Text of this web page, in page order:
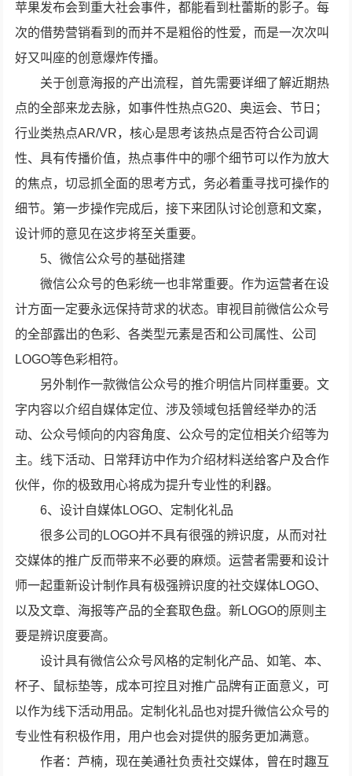
苹果发布会到重大社会事件，都能看到杜蕾斯的影子。每
次的借势营销看到的而并不是粗俗的性爱，而是一次次叫
好又叫座的创意爆炸传播。
关于创意海报的产出流程，首先需要详细了解近期热
点的全部来龙去脉，如事件性热点G20、奥运会、节日；
行业类热点AR/VR，核心是思考该热点是否符合公司调
性、具有传播价值，热点事件中的哪个细节可以作为放大
的焦点，切忌抓全面的思考方式，务必着重寻找可操作的
细节。第一步操作完成后，接下来团队讨论创意和文案，
设计师的意见在这步将至关重要。
5、微信公众号的基础搭建
微信公众号的色彩统一也非常重要。作为运营者在设
计方面一定要永远保持苛求的状态。审视目前微信公众号
的全部露出的色彩、各类型元素是否和公司属性、公司
LOGO等色彩相符。
另外制作一款微信公众号的推介明信片同样重要。文
字内容以介绍自媒体定位、涉及领域包括曾经举办的活
动、公众号倾向的内容角度、公众号的定位相关介绍等为
主。线下活动、日常拜访中作为介绍材料送给客户及合作
伙伴，你的极致用心将成为提升专业性的利器。
6、设计自媒体LOGO、定制化礼品
很多公司的LOGO并不具有很强的辨识度，从而对社
交媒体的推广反而带来不必要的麻烦。运营者需要和设计
师一起重新设计制作具有极强辨识度的社交媒体LOGO、
以及文章、海报等产品的全套取色盘。新LOGO的原则主
要是辨识度要高。
设计具有微信公众号风格的定制化产品、如笔、本、
杯子、鼠标垫等，成本可控且对推广品牌有正面意义，可
以作为线下活动用品。定制化礼品也对提升微信公众号的
专业性有积极作用，用户也会对提供的服务更加满意。
作者：芦楠，现在美通社负责社交媒体，曾在时趣互